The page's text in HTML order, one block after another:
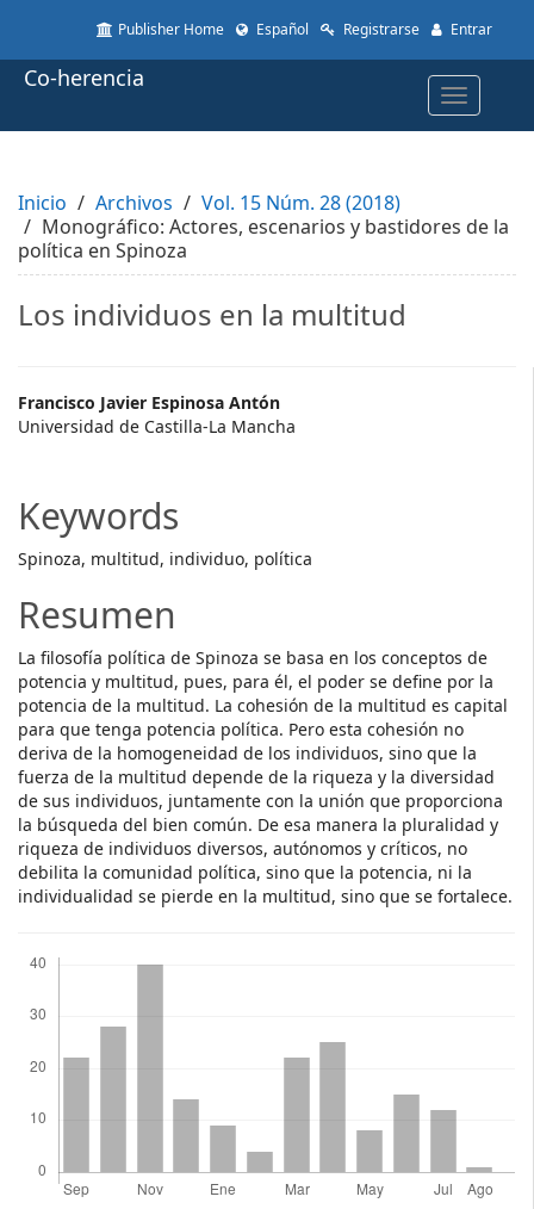
to
page
Main
Content
Sidebar
Publisher Home Español Registrarse Entrar
Toggle
Co-herencia
Inicio Archivos
Vol. 15 Núm. 28 (2018)
Monográfico: Actores, escenarios y bastidores de la
política en Spinoza
Los individuos en la multitud
Main
Article
Francisco Javier Espinosa Antón
Universidad de Castilla-La Mancha
Keywords
Spinoza, multitud, individuo, política
Resumen
La filosofía política de Spinoza se basa en los conceptos de
potencia y multitud, pues, para él, el poder se define por la
potencia de la multitud. La cohesión de la multitud es capital
para que tenga potencia política. Pero esta cohesión no
deriva de la homogeneidad de los individuos, sino que la
fuerza de la multitud depende de la riqueza y la diversidad
de sus individuos, juntamente con la unión que proporciona
la búsqueda del bien común. De esa manera la pluralidad y
riqueza de individuos diversos, autónomos y críticos, no
debilita la comunidad política, sino que la potencia, ni la
individualidad se pierde en la multitud, sino que se fortalece.